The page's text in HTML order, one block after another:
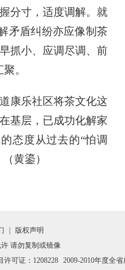
分寸，适度调解。就
矛盾纠纷亦应像制茶
抓小、应调尽调、前
。
康乐社区将茶文化这
基层，已成功化解家
态度从过去的“怕调
黄鎏）
|
版权声明
请勿复制或镜像
许可证：1208228 2009-2010年度全